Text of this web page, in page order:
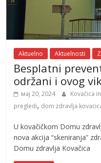
Aktuelno Aktuelnosti
Besplatni
održani i ovog
мај 20, 2024 Kovačica
pregledi, dom zdravlja
U kovačičkom Domu
nova akcija “skeniranja”
Domu zdravlja Kovačica